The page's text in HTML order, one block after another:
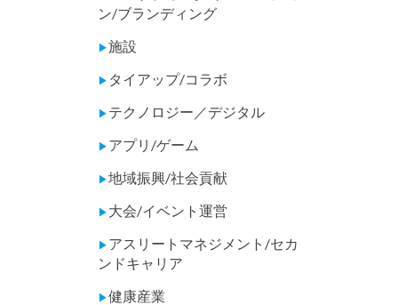
ン/ブランディング
▶施設
▶ タイアップ/コラボ
▶ テクノロジー／デジタル
▶ アプリ/ゲーム
▶地域振興/社会貢献
▶ 大会/イベント運営
▶ アスリートマネジメント/セカ
ンドキャリア
▶健康産業